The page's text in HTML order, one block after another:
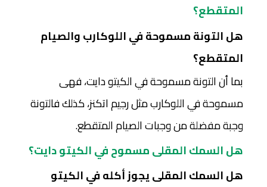
المتقطع؟
هل التونة مسموحة في اللوكارب والصيام
المتقطع؟
بما أن التونة مسموحة في الكيتو دايت، فهى
مسموحة في اللوكارب مثل رجيم اتكنز، كذلك فالتونة
وجبة مفضلة من وجبات الصيام المتقطع.
هل السمك المقلى مسموح في الكيتو دايت؟
هل السمك المقلى يجوز أكله في الكيتو